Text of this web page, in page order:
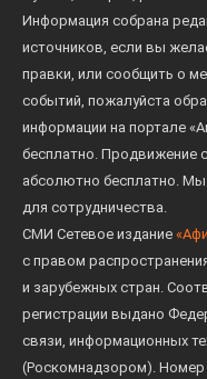
Информация собрана
источников, если вы
правки, или сообщить о
событий, пожалуйста
информации на портале
бесплатно. Продвижение
абсолютно бесплатно.
для сотрудничества.
СМИ Сетевое издание
с правом
и зарубежных стран.
регистрации выдано
связи, информационных
(Роскомнадзором). Номер